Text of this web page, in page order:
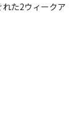
た2ウィークア